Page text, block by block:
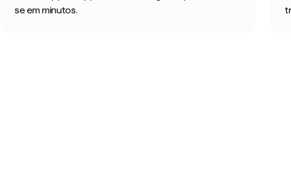
se em minutos.